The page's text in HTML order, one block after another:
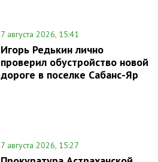
7 августа 2026, 15:41
Игорь Редькин лично
проверил обустройство новой
дороге в поселке Сабанс-Яр
7 августа 2026, 15:27